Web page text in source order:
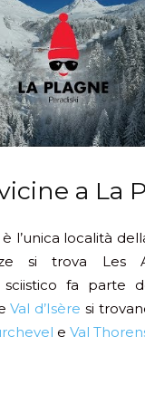
a La
l’unica località
si trova Les
fa parte
Val d’Isère si
e Val